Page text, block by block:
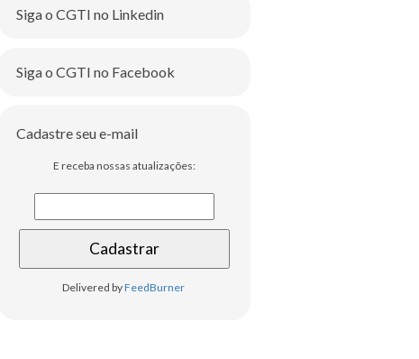
Siga o CGTI no Linkedin
Siga o CGTI no Facebook
Cadastre seu e-mail
E receba nossas atualizações:
Delivered byFeedBurner